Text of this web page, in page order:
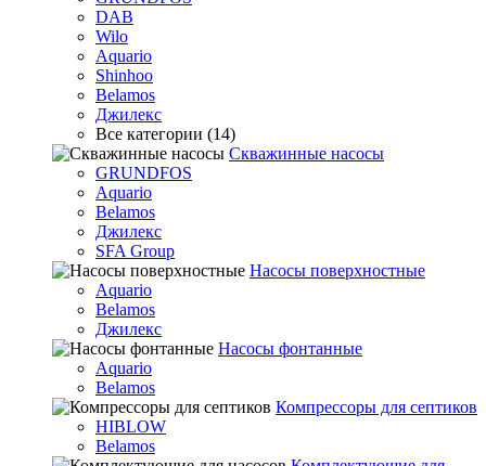
DAB
Wilo
Aquario
Shinhoo
Belamos
Джилекс
Все категории (14)
Скважинные насосы
GRUNDFOS
Aquario
Belamos
Джилекс
SFA Group
Насосы поверхностные
Aquario
Belamos
Джилекс
Насосы фонтанные
Aquario
Belamos
Компрессоры для септиков
HIBLOW
Belamos